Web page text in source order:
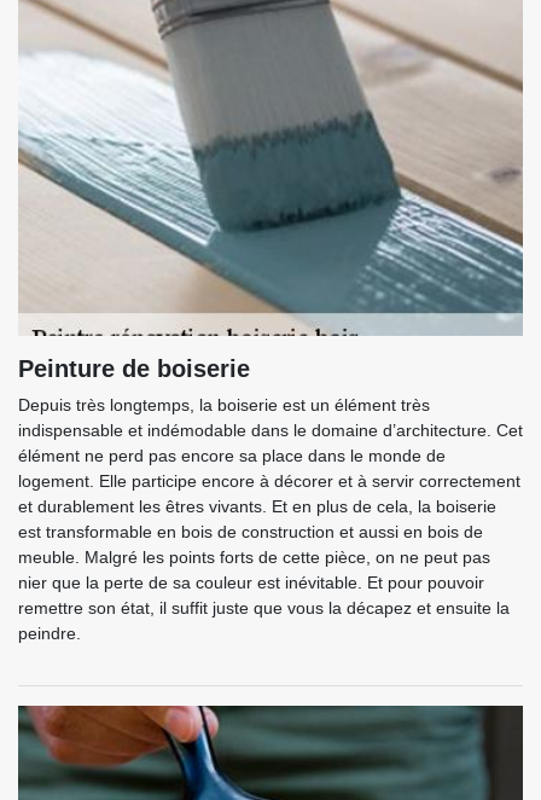
Peinture de boiserie
Depuis très longtemps, la boiserie est un élément très
indispensable et indémodable dans le domaine d’architecture. Cet
élément ne perd pas encore sa place dans le monde de
logement. Elle participe encore à décorer et à servir correctement
et durablement les êtres vivants. Et en plus de cela, la boiserie
est transformable en bois de construction et aussi en bois de
meuble. Malgré les points forts de cette pièce, on ne peut pas
nier que la perte de sa couleur est inévitable. Et pour pouvoir
remettre son état, il suffit juste que vous la décapez et ensuite la
peindre.